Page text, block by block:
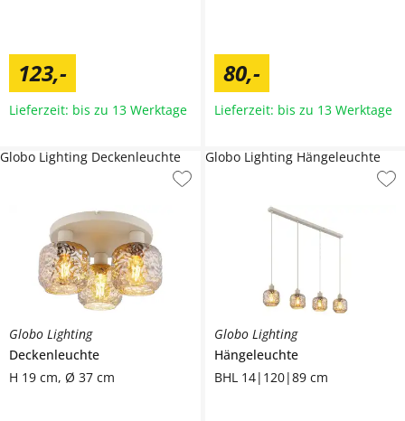
123,-
Lieferzeit: bis zu 13 Werktage
80,-
Lieferzeit: bis zu 13 Werktage
Globo Lighting
Deckenleuchte
H 19 cm, Ø 37 cm
Globo Lighting Deckenleuchte
Globo Lighting
Hängeleuchte
BHL 14|120|89 cm
Globo Lighting Hängeleuchte